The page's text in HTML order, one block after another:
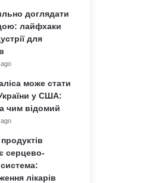
доглядати
лайфхаки
для
може стати
у США:
чим відомий
серцево-
лікарів